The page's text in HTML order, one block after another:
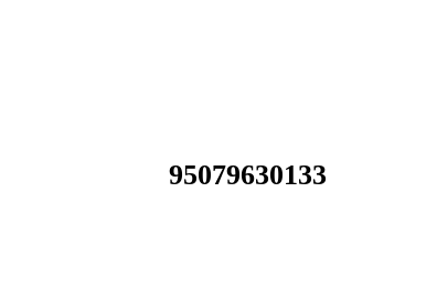
95079630133